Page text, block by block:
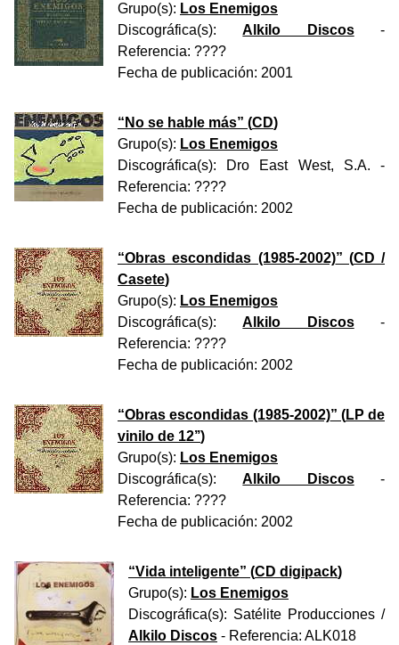
Grupo(s): Los Enemigos
Discográfica(s):Alkilo Discos-
Referencia: ????
Fecha de publicación: 2001
“ No se hable más” (CD)
Grupo(s): Los Enemigos
Discográfica(s):
Dro East West, S.A. -
Referencia: ????
Fecha de publicación: 2002
“Obras escondidas (1985-2002)” (CD /
Casete)
Grupo(s): Los Enemigos
Discográfica(s):Alkilo Discos-
Referencia: ????
Fecha de publicación: 2002
“Obras escondidas (1985-2002)” (LP de
vinilo de 12’’)
Grupo(s): Los Enemigos
Discográfica(s):Alkilo Discos-
Referencia: ????
Fecha de publicación: 2002
“Vida inteligente” (CD digipack)
Grupo(s): Los Enemigos
Discográfica(s): Satélite Producciones /
Alkilo Discos - Referencia: ALK018